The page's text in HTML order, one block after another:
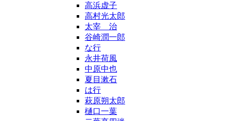
高浜虚子
高村光太郎
太宰 治
谷崎潤一郎
な行
永井荷風
中原中也
夏目漱石
は行
萩原朔太郎
樋口一葉